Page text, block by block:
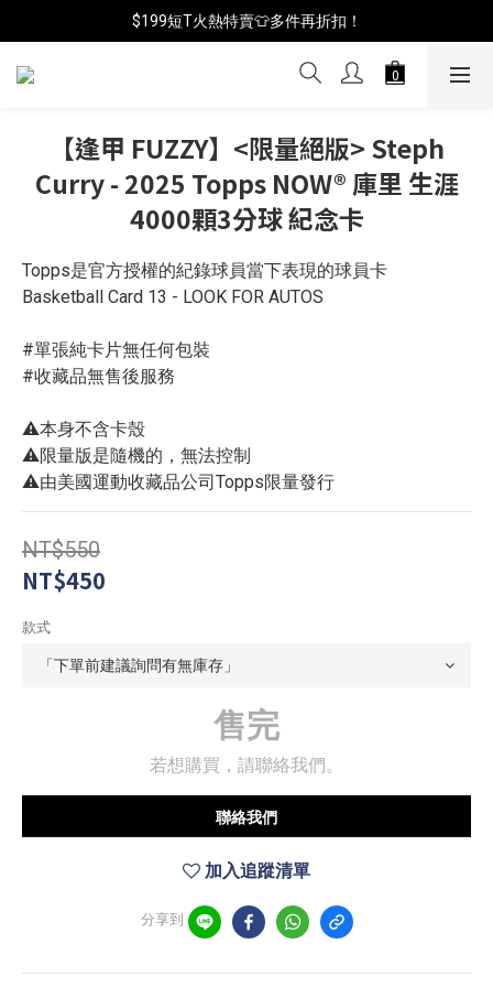
📦年中破盤出清(買鞋送襪)
$199短T火熱特賣👕多件再折扣！
【逢甲 FUZZY】<限量絕版> Steph
Curry - 2025 Topps NOW® 庫里 生涯
4000顆3分球 紀念卡
Topps是官方授權的紀錄球員當下表現的球員卡
Basketball Card 13 - LOOK FOR AUTOS
#單張純卡片無任何包裝
#收藏品無售後服務
⚠️本身不含卡殼
⚠️限量版是隨機的，無法控制
⚠️由美國運動收藏品公司Topps限量發行
NT$550
NT$450
款式
售完
若想購買，請聯絡我們。
聯絡我們
加入追蹤清單
分享到